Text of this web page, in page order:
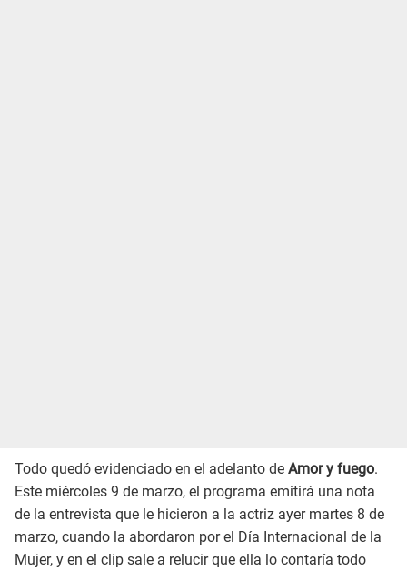
Todo quedó evidenciado en el adelanto de Amor y fuego.
Este miércoles 9 de marzo, el programa emitirá una nota
de la entrevista que le hicieron a la actriz ayer martes 8 de
marzo, cuando la abordaron por el Día Internacional de la
Mujer, y en el clip sale a relucir que ella lo contaría todo